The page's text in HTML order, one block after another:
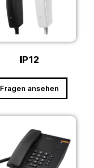
IP12
Fragen ansehen